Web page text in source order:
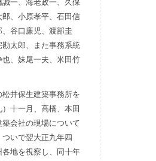
一、海老政一、久保
、小原孝平、石田信
谷口廉児、渡部圭
太郎、また事務系統
、妹尾一夫、米田竹
井保生建築事務所を
十一月、高橋、本田
会社の現場について
いで翌大正九年四
地を視察し、同十年